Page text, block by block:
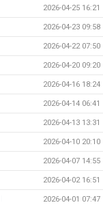
2026-04-25 16:21
2026-04-23 09:58
2026-04-22 07:50
2026-04-20 09:20
2026-04-16 18:24
2026-04-14 06:41
2026-04-13 13:31
2026-04-10 20:10
2026-04-07 14:55
2026-04-02 16:51
2026-04-01 07:47